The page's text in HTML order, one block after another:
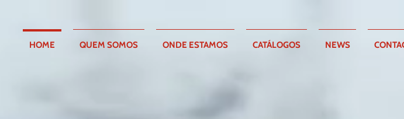
HOME QUEM SOMOS ONDE ESTAMOS CATÁLOGOS NEWS